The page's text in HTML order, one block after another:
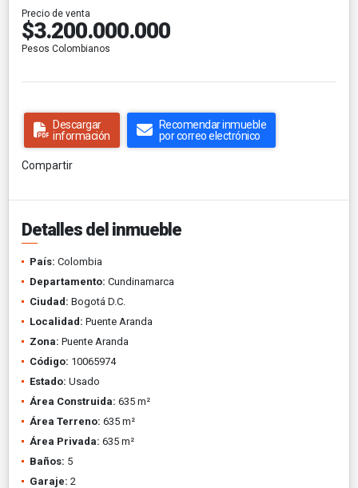
Precio de venta
$3.200.000.000
Pesos Colombianos
Descargar
información
Recomendar inmueble
por correo electrónico
Compartir
Detalles del inmueble
País: Colombia
Departamento: Cundinamarca
Ciudad: Bogotá D.C.
Localidad: Puente Aranda
Zona: Puente Aranda
Código: 10065974
Estado: Usado
Área Construida: 635 m²
Área Terreno: 635 m²
Área Privada: 635 m²
Baños: 5
Garaje: 2